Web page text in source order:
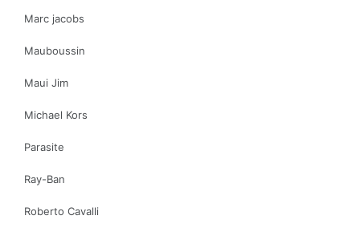
Marc jacobs
Mauboussin
Maui Jim
Michael Kors
Parasite
Ray-Ban
Roberto Cavalli